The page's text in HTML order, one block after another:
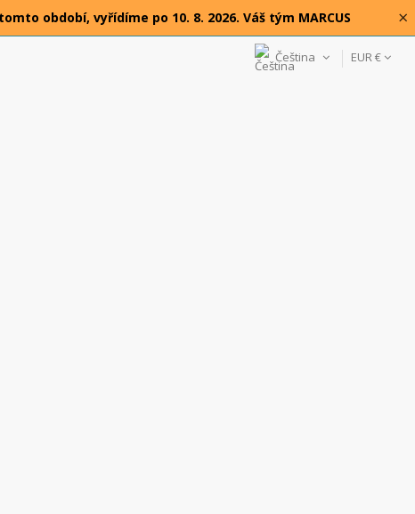
období, vyřídíme po 10. 8. 2026. Váš tým MARCUS ×
Čeština EUR €